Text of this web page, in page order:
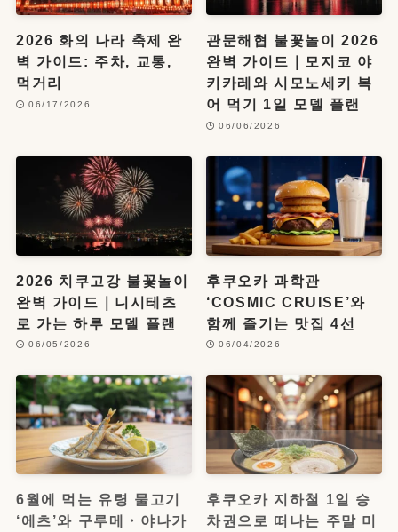
2026 화의 나라 축제 완
벽 가이드: 주차, 교통,
먹거리
06/17/2026
관문해협 불꽃놀이 2026
완벽 가이드｜모지코 야
키카레와 시모노세키 복
어 먹기 1일 모델 플랜
06/06/2026
2026 치쿠고강 불꽃놀이
완벽 가이드｜니시테츠
로 가는 하루 모델 플랜
06/05/2026
후쿠오카 과학관
‘COSMIC CRUISE’와
함께 즐기는 맛집 4선
06/04/2026
6월에 먹는 유령 물고기
‘에츠’와 구루메・야나가
후쿠오카 지하철 1일 승
차권으로 떠나는 주말 미